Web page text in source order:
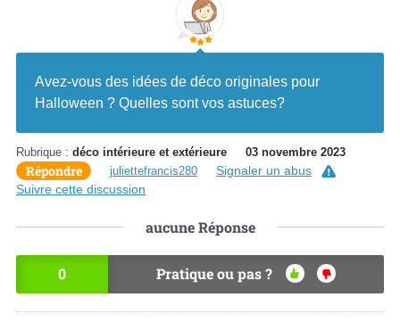
Avez-vous des idées de déco originales pour
Halloween ? Quelles sont vos astuces?
Rubrique : déco intérieure et extérieure 03 novembre 2023
Répondre juliettefrancis280
Signaler un abus
Suivre cette discussion
aucuneRéponse
0 Pratique ou pas ?
OU
I
NO